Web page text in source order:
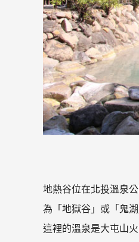
地熱谷位在北投溫泉
為「地獄谷」或「鬼湖
這裡的溫泉是大屯山